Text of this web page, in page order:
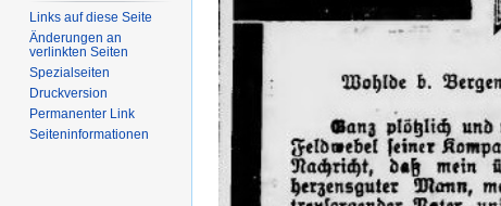
Links auf diese Seite
Änderungen an
verlinkten Seiten
Spezialseiten
Druckversion
Permanenter Link
Seiten­informationen